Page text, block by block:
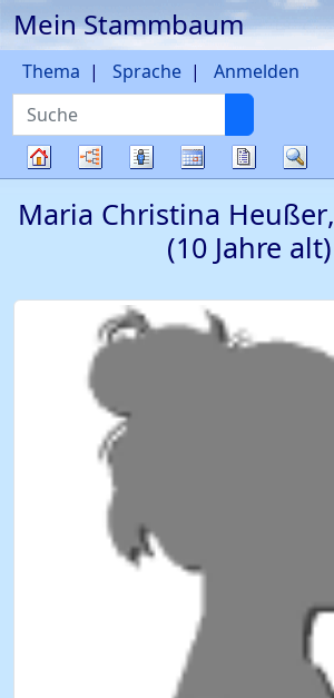
Weiter zu Hauptseite
Mein Stammbaum
Suche
Thema Sprache Anmelden
Diagramme
Listen KalenderBerichte
Maria Christina Heußer,
(10 Jahre alt)